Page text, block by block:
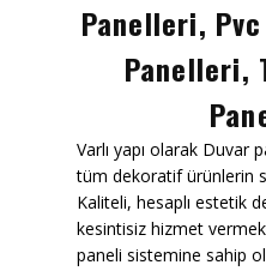
Bıçak Mastar Satışı
Betokontak Astar
Alçı Yapıştırma Malzemesi
Satışı
Kaba İnşaat Malzemeleri
Panelleri,
Panelleri,
Varlı yapı olarak Duvar
tüm dekoratif ürünlerin
Kaliteli, hesaplı estetik
kesintisiz hizmet
paneli sistemine sahip